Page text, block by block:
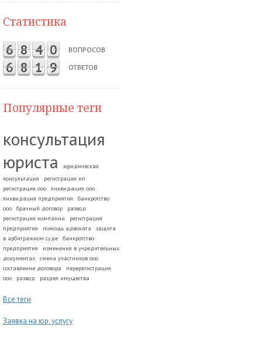
Статистика
6 8 4 0 ВОПРОСОВ
6 8 1 9 ОТВЕТОВ
Популярные теги
консультация
юриста
юридическая
консультация
регистрация ип
регистрация ооо
ликвидация ооо
ликвидация предприятия
банкротство
ооо
брачный договор
развод.
регистрация компании
регистрация
предприятия
помощь адвоката
защита
в арбитражном суде
банкротство
предприятия
изменения в учредительных
документах
смена участников ооо
составление договора
перерегистрация
ооо
развод раздел имущества
Все теги
Заявка на юр. услугу